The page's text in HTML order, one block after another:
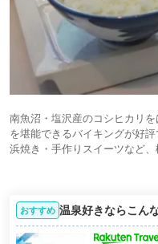
南魚沼・塩沢産のコシヒカリ
を堪能できるバイキングが好
浜焼き・手作りスイーツなど
おすすめ 温泉好きならこん